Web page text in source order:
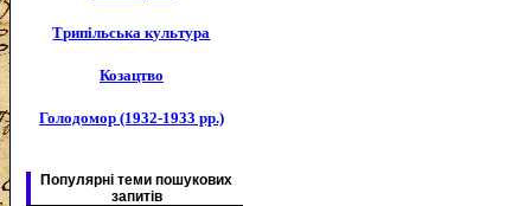
Трипільська культура
Козацтво
Голодомор (1932-1933 рр.)
Популярні теми пошукових
запитів